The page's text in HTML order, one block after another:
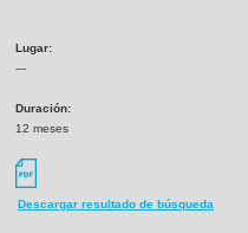
Lugar:
---
Duración:
12 meses
Descargar resultado de búsqueda